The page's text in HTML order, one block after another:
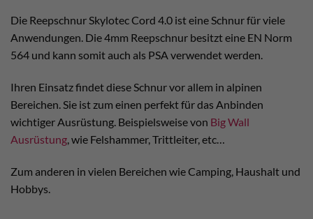
Die Reepschnur Skylotec Cord 4.0 ist eine Schnur für viele
Anwendungen. Die 4mm Reepschnur besitzt eine EN Norm
564 und kann somit auch als PSA verwendet werden.
Ihren Einsatz findet diese Schnur vor allem in alpinen
Bereichen. Sie ist zum einen perfekt für das Anbinden
wichtiger Ausrüstung. Beispielsweise von Big Wall
Ausrüstung, wie Felshammer, Trittleiter, etc…
Zum anderen in vielen Bereichen wie Camping, Haushalt und
Hobbys.